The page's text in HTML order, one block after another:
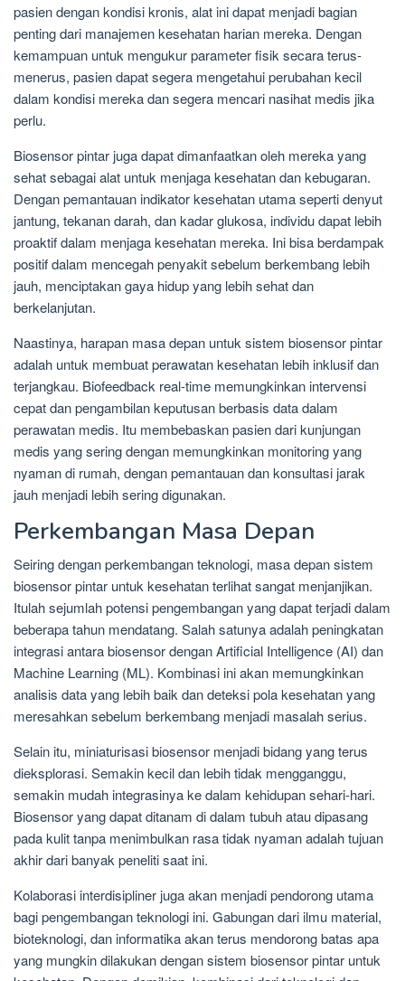
pasien dengan kondisi kronis, alat ini dapat menjadi bagian
penting dari manajemen kesehatan harian mereka. Dengan
kemampuan untuk mengukur parameter fisik secara terus-
menerus, pasien dapat segera mengetahui perubahan kecil
dalam kondisi mereka dan segera mencari nasihat medis jika
perlu.
Biosensor pintar juga dapat dimanfaatkan oleh mereka yang
sehat sebagai alat untuk menjaga kesehatan dan kebugaran.
Dengan pemantauan indikator kesehatan utama seperti denyut
jantung, tekanan darah, dan kadar glukosa, individu dapat lebih
proaktif dalam menjaga kesehatan mereka. Ini bisa berdampak
positif dalam mencegah penyakit sebelum berkembang lebih
jauh, menciptakan gaya hidup yang lebih sehat dan
berkelanjutan.
Naastinya, harapan masa depan untuk sistem biosensor pintar
adalah untuk membuat perawatan kesehatan lebih inklusif dan
terjangkau. Biofeedback real-time memungkinkan intervensi
cepat dan pengambilan keputusan berbasis data dalam
perawatan medis. Itu membebaskan pasien dari kunjungan
medis yang sering dengan memungkinkan monitoring yang
nyaman di rumah, dengan pemantauan dan konsultasi jarak
jauh menjadi lebih sering digunakan.
Perkembangan Masa Depan
Seiring dengan perkembangan teknologi, masa depan sistem
biosensor pintar untuk kesehatan terlihat sangat menjanjikan.
Itulah sejumlah potensi pengembangan yang dapat terjadi dalam
beberapa tahun mendatang. Salah satunya adalah peningkatan
integrasi antara biosensor dengan Artificial Intelligence (AI) dan
Machine Learning (ML). Kombinasi ini akan memungkinkan
analisis data yang lebih baik dan deteksi pola kesehatan yang
meresahkan sebelum berkembang menjadi masalah serius.
Selain itu, miniaturisasi biosensor menjadi bidang yang terus
dieksplorasi. Semakin kecil dan lebih tidak mengganggu,
semakin mudah integrasinya ke dalam kehidupan sehari-hari.
Biosensor yang dapat ditanam di dalam tubuh atau dipasang
pada kulit tanpa menimbulkan rasa tidak nyaman adalah tujuan
akhir dari banyak peneliti saat ini.
Kolaborasi interdisipliner juga akan menjadi pendorong utama
bagi pengembangan teknologi ini. Gabungan dari ilmu material,
bioteknologi, dan informatika akan terus mendorong batas apa
yang mungkin dilakukan dengan sistem biosensor pintar untuk